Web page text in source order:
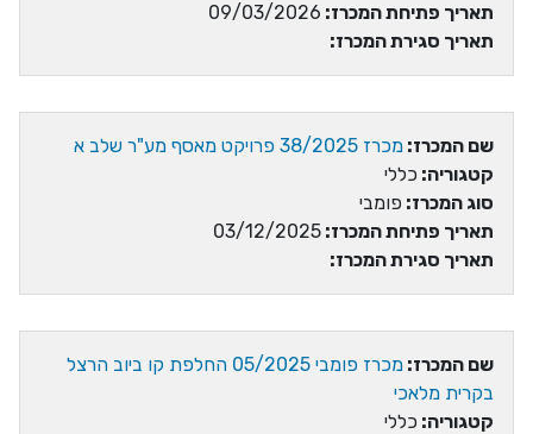
תאריך פתיחת המכרז: 09/03/2026
תאריך סגירת המכרז:
שם המכרז: מכרז 38/2025 פרויקט מאסף מע"ר שלב א
קטגוריה: כללי
סוג המכרז: פומבי
תאריך פתיחת המכרז: 03/12/2025
תאריך סגירת המכרז:
שם המכרז:
מכרז פומבי 05/2025 החלפת קו ביוב הרצל
בקרית מלאכי
קטגוריה: כללי